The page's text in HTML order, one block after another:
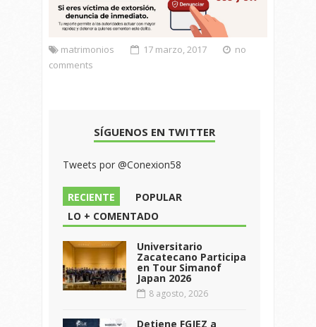
matrimonios 17 marzo, 2017
no
comments
SÍGUENOS EN TWITTER
Tweets por @Conexion58
RECIENTE
POPULAR
LO + COMENTADO
Universitario
Zacatecano Participa
en Tour Simanof
Japan 2026
8 agosto, 2026
Detiene FGJEZ a